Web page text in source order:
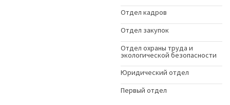
Отдел кадров
Отдел закупок
Отдел охраны труда и
экологической безопасности
Юридический отдел
Первый отдел